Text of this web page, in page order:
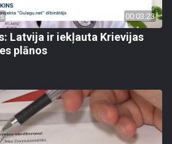
00:03:23
Latvija ir iekļauta Krievijas
plānos